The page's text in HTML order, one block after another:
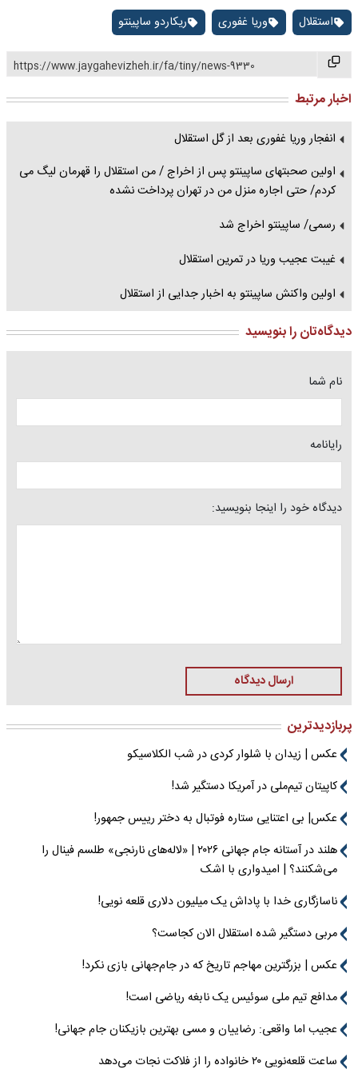
استقلال وریا غفوری ریکاردو ساپینتو
https://www.jaygahevizheh.ir/fa/tiny/news-9330
اخبار مرتبط
انفجار وریا غفوری بعد از گل استقلال
اولین صحبتهای ساپینتو پس از اخراج / من استقلال را قهرمان لیگ می
کردم/ حتی اجاره منزل من در تهران پرداخت نشده
رسمی/ ساپینتو اخراج شد
غیبت عجیب وریا در تمرین استقلال
اولین واکنش ساپینتو به اخبار جدایی از استقلال
دیدگاه‌تان را بنویسید
نام شما
رایانامه
دیدگاه خود را اینجا بنویسید:
ارسال دیدگاه
پربازدیدترین
عکس | زیدان با شلوار کردی در شب الکلاسیکو
کاپیتان تیم‌ملی در آمریکا دستگیر شد!
عکس| بی اعتنایی ستاره فوتبال به دختر رییس جمهور!
هلند در آستانه جام جهانی ۲۰۲۶ | «لاله‌های نارنجی» طلسم فینال را
می‌شکنند؟ | امیدواری با اشک
ناسازگاری خدا با پاداش یک میلیون دلاری قلعه نویی!
مربی دستگیر شده استقلال الان کجاست؟
عکس | بزرگترین مهاجم تاریخ که در جام‌جهانی بازی نکرد!
مدافع تیم ملی سوئیس یک نابغه ریاضی است!
عجیب اما واقعی: رضاییان و مسی بهترین بازیکنان جام جهانی!
ساعت قلعه‌نویی ۲۰ خانواده را از فلاکت نجات می‌دهد